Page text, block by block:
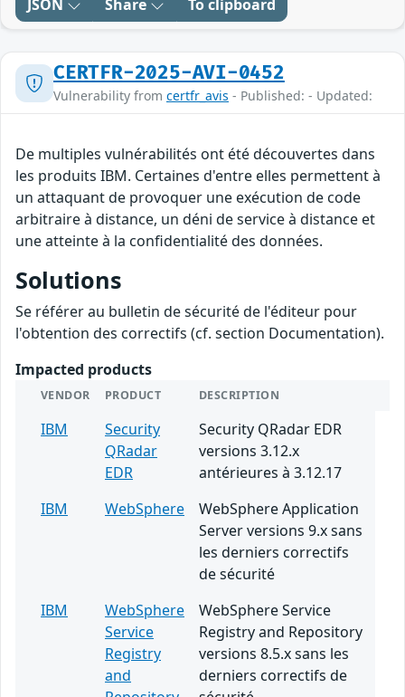
JSON Share To clipboard
CERTFR-2025-AVI-0452
Vulnerability from certfr_avis - Published: - Updated:
De multiples vulnérabilités ont été découvertes dans
les produits IBM. Certaines d'entre elles permettent à
un attaquant de provoquer une exécution de code
arbitraire à distance, un déni de service à distance et
une atteinte à la confidentialité des données.
Solutions
Se référer au bulletin de sécurité de l'éditeur pour
l'obtention des correctifs (cf. section Documentation).
Impacted products
VENDOR PRODUCT DESCRIPTION
IBM
Security
QRadar
EDR
Security QRadar EDR
versions 3.12.x
antérieures à 3.12.17
IBM
WebSphere
WebSphere Application
Server versions 9.x sans
les derniers correctifs
de sécurité
IBM
WebSphere
Service
Registry
and
WebSphere Service
Registry and Repository
versions 8.5.x sans les
derniers correctifs de